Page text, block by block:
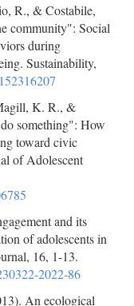
R., & Costabile,
community": Social
during
Sustainability,
K. R., &
something": How
toward civic
of Adolescent
and its
of adolescents in
16, 1-13.
2022-86
An ecological